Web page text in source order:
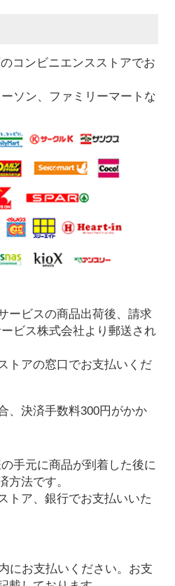
コンビニエンスストアでお
ソン、ファミリーマートな
ービスの商品出荷後、請求
ビス株式会社より郵送され
トアの窓口でお支払いくだ
、決済手数料300円がかか
手元に商品が到着した後に
方法です。
トア、銀行でお支払いいた
にお支払いください。お支